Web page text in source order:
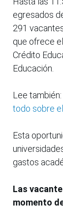
egresados
291
que ofrece
Crédito
Educación.
Lee también:
todo sobre
Esta
gastos
Las
momento